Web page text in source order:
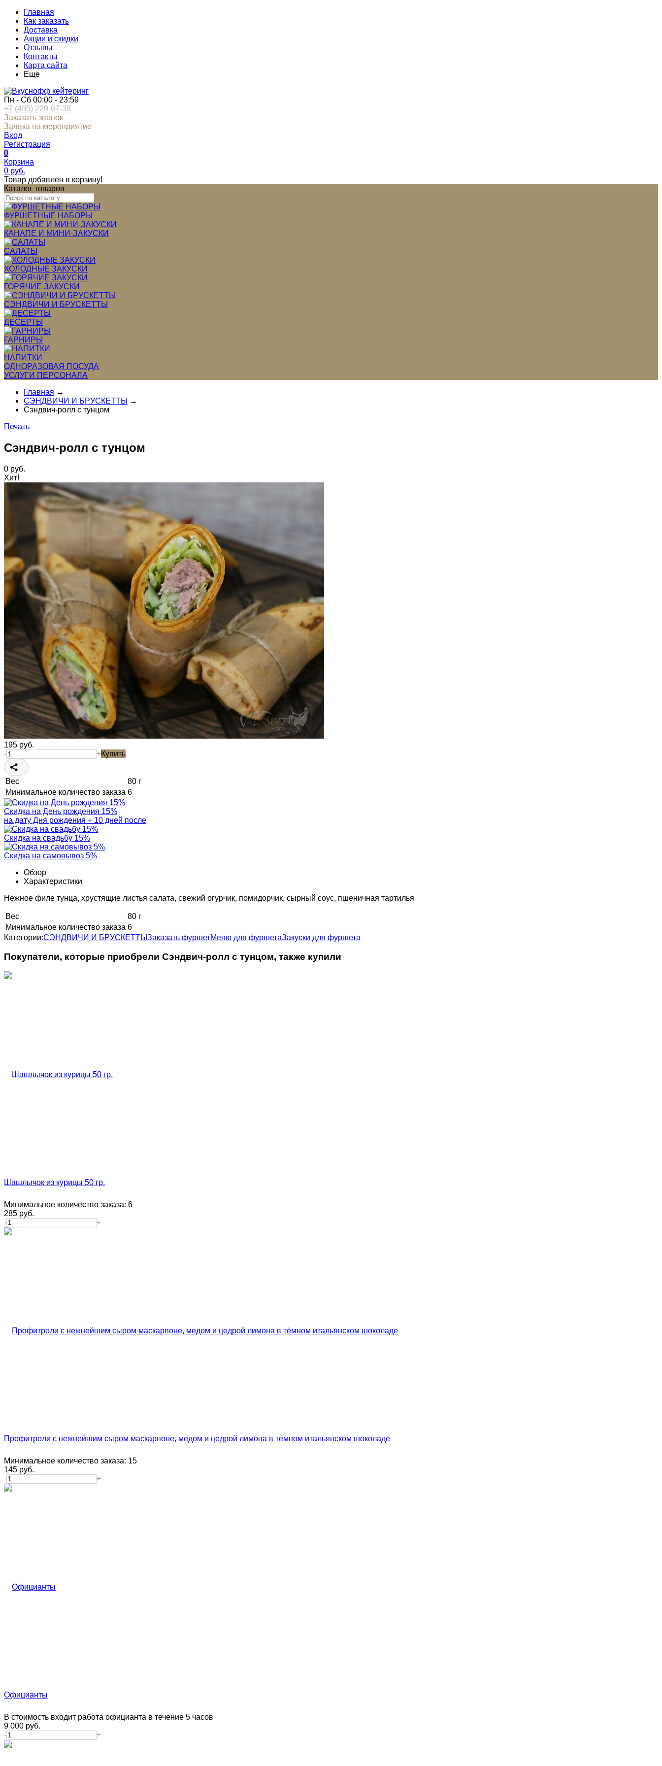
Главная
Как заказать
Доставка
Акции и скидки
Отзывы
Контакты
Карта сайта
Еще
Пн - Сб 00:00 - 23:59
+7 (495) 229-67-38
Заказать звонок
Заявка на мероприятие
Вход
Регистрация
0
Корзина
0 руб.
Товар добавлен в корзину!
Каталог товаров
ФУРШЕТНЫЕ НАБОРЫ
КАНАПЕ И МИНИ-ЗАКУСКИ
САЛАТЫ
ХОЛОДНЫЕ ЗАКУСКИ
ГОРЯЧИЕ ЗАКУСКИ
СЭНДВИЧИ И БРУСКЕТТЫ
ДЕСЕРТЫ
ГАРНИРЫ
НАПИТКИ
ОДНОРАЗОВАЯ ПОСУДА
УСЛУГИ ПЕРСОНАЛА
Главная →
СЭНДВИЧИ И БРУСКЕТТЫ
→
Сэндвич-ролл с тунцом
Печать
Сэндвич-ролл с тунцом
0 руб.
Хит!
195 руб.
-
+Купить
Вес
80 г
Минимальное количество заказа 6
Скидка на День рождения 15%
на дату Дня рождения + 10 дней после
Скидка на свадьбу 15%
Скидка на самовывоз 5%
Обзор
Характеристики
Нежное филе тунца, хрустящие листья салата, свежий огурчик, помидорчик, сырный соус, пшеничная тартилья
Вес
80 г
Минимальное количество заказа 6
Категории:СЭНДВИЧИ И БРУСКЕТТЫ Заказать фуршетМеню для фуршетаЗакуски для фуршета
Покупатели, которые приобрели Сэндвич-ролл с тунцом, также купили
Шашлычок из курицы 50 гр.
Минимальное количество заказа: 6
285 руб.
-
+
Профитроли с нежнейшим сыром маскарпоне, медом и цедрой лимона в тёмном итальянском шоколаде
Минимальное количество заказа: 15
145 руб.
-
+
Официанты
В стоимость входит работа официанта в течение 5 часов
9 000 руб.
-
+